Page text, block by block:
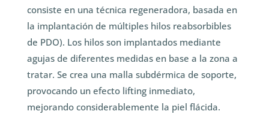
consiste en una técnica regeneradora, basada en
la implantación de múltiples hilos reabsorbibles
de PDO). Los hilos son implantados mediante
agujas de diferentes medidas en base a la zona a
tratar. Se crea una malla subdérmica de soporte,
provocando un efecto lifting inmediato,
mejorando considerablemente la piel flácida.